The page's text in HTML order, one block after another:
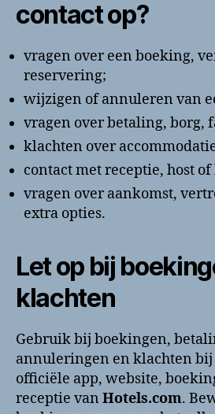
contact op?
vragen over een boeking,
reservering;
wijzigen of annuleren van
vragen over betaling, borg,
klachten over
contact met receptie, host
vragen over aankomst,
extra opties.
Let op bij
klachten
Gebruik bij boekingen,
annuleringen en klachten bij
officiële app, website,
receptie van Hotels.com.